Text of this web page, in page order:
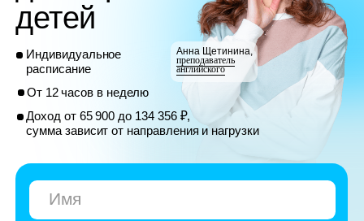
Индивидуальное
расписание
От 12 часов в неделю
Доход от 65 900 до 134 356 ₽,
сумма зависит от направления и нагрузки
Анна Щетинина,
преподаватель